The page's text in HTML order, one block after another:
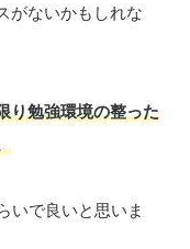
がないかもしれな
り勉強環境の整った
いで良いと思いま